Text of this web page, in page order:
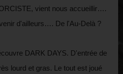
vient nous accueillir….
d'ailleurs…. De l'Au-Delà ?
DARK DAYS. D'entrée de
lourd et gras. Le tout est joué